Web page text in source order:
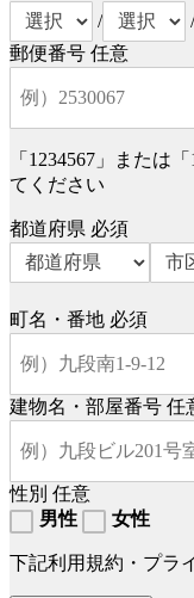
/
/
郵便番号 任意
「1234567」または
てください
都道府県 必須
町名・番地 必須
建物名・部屋番号 任
性別 任意
男性
女性
下記利用規約・プラ